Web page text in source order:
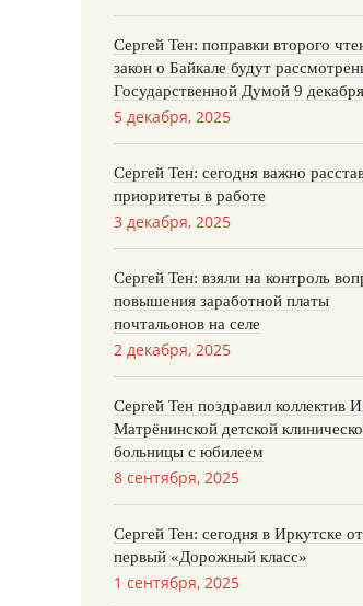
Сергей Тен: поправки второго
закон о Байкале будут
Государственной Думой 9 декабря
5 декабря, 2025
Сергей Тен: сегодня важно
приоритеты в работе
3 декабря, 2025
Сергей Тен: взяли на контроль
повышения заработной платы
почтальонов на селе
2 декабря, 2025
Сергей Тен поздравил коллектив
Матрёнинской детской
больницы с юбилеем
8 сентября, 2025
Сергей Тен: сегодня в Иркутске
первый «Дорожный класс»
1 сентября, 2025